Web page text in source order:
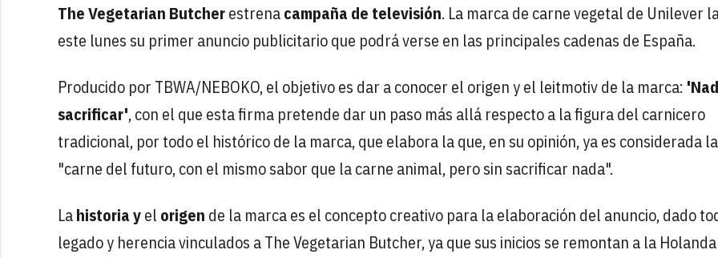
The Vegetarian Butcherestrenacampaña de televisión. La marca de carne vegetal de Unilever
este lunes su primer anuncio publicitario que podrá verse en las principales cadenas de España.
Producido por TBWA/NEBOKO, el objetivo es dar a conocer el origen y el leitmotiv de la marca:
sacrificar', con el que esta firma pretende dar un paso más allá respecto a la figura del carnicero
tradicional, por todo el histórico de la marca, que elabora la que, en su opinión, ya es considerada la
"carne del futuro, con el mismo sabor que la carne animal, pero sin sacrificar nada".
Lahistoria yel origen de la marca es el concepto creativo para la elaboración del anuncio, dado
legado y herencia vinculados a The Vegetarian Butcher, ya que sus inicios se remontan a la